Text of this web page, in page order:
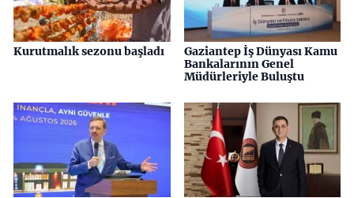
Kurutmalık sezonu başladı
Gaziantep İş Dünyası Kamu
Bankalarının Genel
Müdürleriyle Buluştu